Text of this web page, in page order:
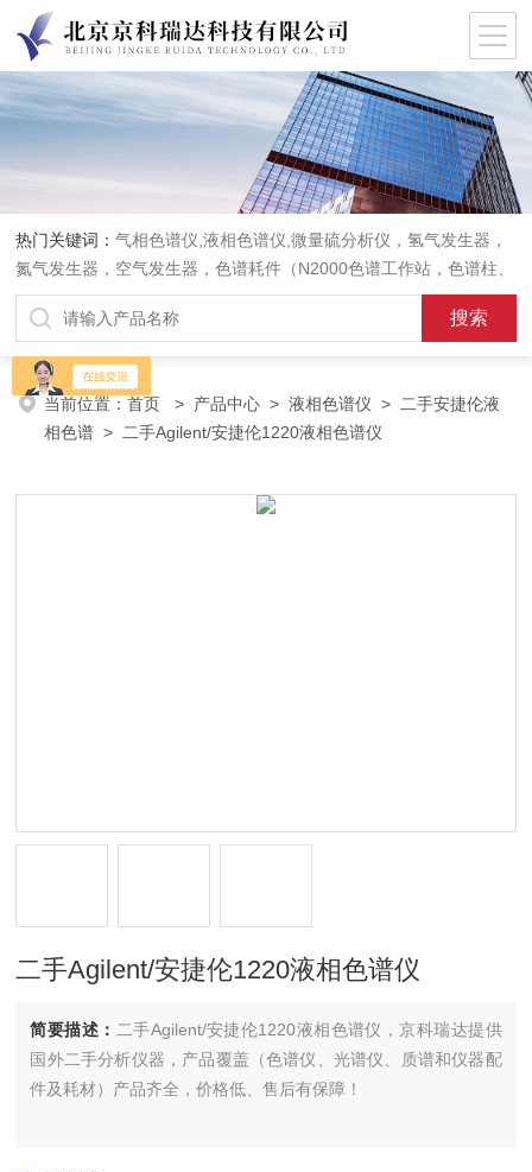
热门关键词：气相色谱仪,液相色谱仪,微量硫分析仪，氢气发生器，
氮气发生器，空气发生器，色谱耗件（N2000色谱工作站，色谱柱、
阀件、进样器、色谱担体），顶空进样器，热解析仪，紫外分光光度
计，原子吸收分光光度计，傅立叶红外光谱仪，分析天平等常规实验
室产品。
当前位置：首页 > 产品中心 >液相色谱仪 > 二手安捷伦液
相色谱 > 二手Agilent/安捷伦1220液相色谱仪
二手Agilent/安捷伦1220液相色谱仪
简要描述： 二手Agilent/安捷伦1220液相色谱仪，京科瑞达提供
国外二手分析仪器，产品覆盖（色谱仪、光谱仪、质谱和仪器配
件及耗材）产品齐全，价格低、售后有保障！